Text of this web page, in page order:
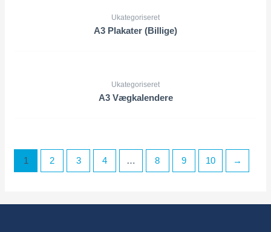
Ukategoriseret
A3 Plakater (Billige)
Ukategoriseret
A3 Vægkalendere
1 2 3 4 … 8 9 10 →